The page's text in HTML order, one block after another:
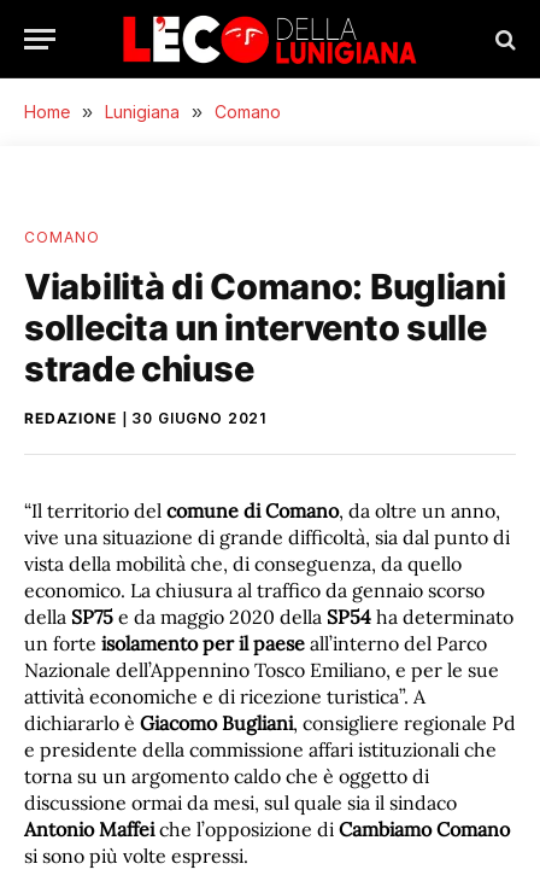
Home » Lunigiana » Comano
COMANO
Viabilità di Comano: Bugliani
sollecita un intervento sulle
strade chiuse
REDAZIONE 30 GIUGNO 2021
“Il territorio del comune di Comano, da oltre un anno,
vive una situazione di grande difficoltà, sia dal punto di
vista della mobilità che, di conseguenza, da quello
economico. La chiusura al traffico da gennaio scorso
della SP75 e da maggio 2020 della SP54 ha determinato
un forte isolamento per il paese all’interno del Parco
Nazionale dell’Appennino Tosco Emiliano, e per le sue
attività economiche e di ricezione turistica”. A
dichiararlo è Giacomo Bugliani, consigliere regionale Pd
e presidente della commissione affari istituzionali che
torna su un argomento caldo che è oggetto di
discussione ormai da mesi, sul quale sia il sindaco
Antonio Maffeiche l’opposizione di Cambiamo Comano
si sono più volte espressi.